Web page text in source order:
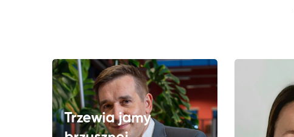
Trzewia jamy